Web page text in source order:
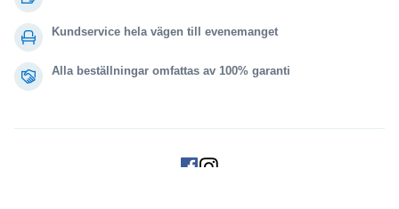
Kundservice hela vägen till evenemanget
Alla beställningar omfattas av 100% garanti
.
.